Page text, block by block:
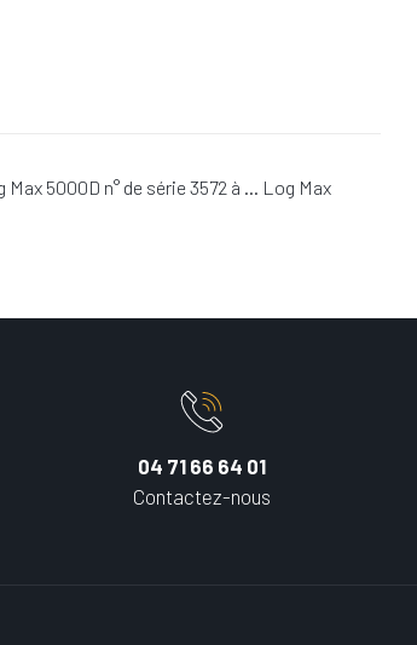
5000D n° de série 3572 à … Log Max
04 71 66 64 01
Contactez-nous